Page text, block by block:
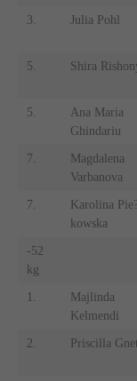
3. Julia Pohl
5. Shira
5.
Ana Maria
Ghindariu
7.
Magdalena
Varbanova
7.
Karolina
kowska
-52
kg
1.
Majlinda
Kelmendi
2. Priscilla